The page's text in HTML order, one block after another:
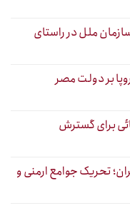
ملل در راستای
بر دولت مصر
برای گسترش
تحریک جوامع ارمنی و